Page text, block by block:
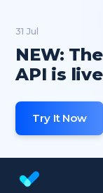
31 Jul
NEW:
API is live
Try It Now
Website